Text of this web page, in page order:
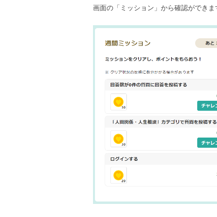
画面の「ミッション」から確認ができま